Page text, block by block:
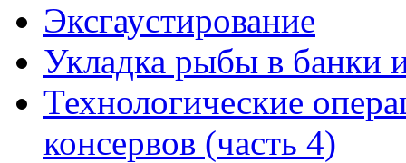
Эксгаустирование
Укладка рыбы в банки
Технологические
консервов (часть 4)